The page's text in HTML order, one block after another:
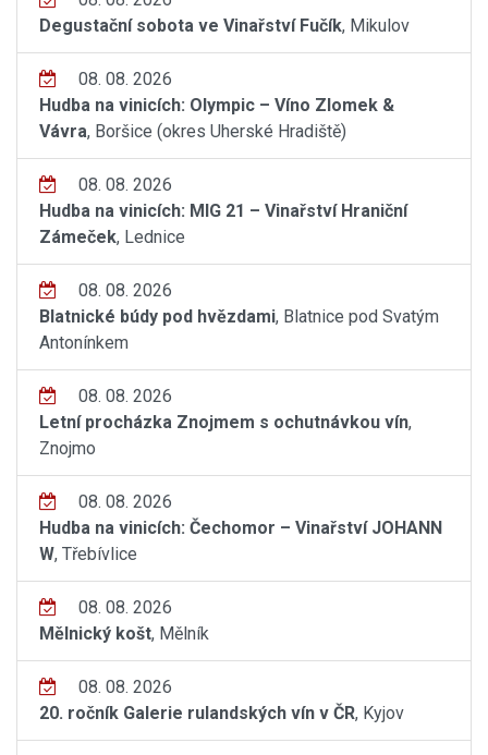
Degustační sobota ve Vinařství Fučík, Mikulov
08. 08. 2026
Hudba na vinicích: Olympic – Víno Zlomek &
Vávra, Boršice (okres Uherské Hradiště)
08. 08. 2026
Hudba na vinicích: MIG 21 – Vinařství Hraniční
Zámeček, Lednice
08. 08. 2026
Blatnické búdy pod hvězdami, Blatnice pod Svatým
Antonínkem
08. 08. 2026
Letní procházka Znojmem s ochutnávkou vín,
Znojmo
08. 08. 2026
Hudba na vinicích: Čechomor – Vinařství JOHANN
W, Třebívlice
08. 08. 2026
Mělnický košt, Mělník
08. 08. 2026
20. ročník Galerie rulandských vín v ČR, Kyjov